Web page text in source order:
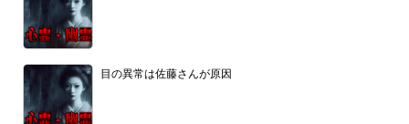
目の異常は佐藤さんが原因